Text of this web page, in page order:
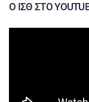
Ο ΙΣΘ ΣΤΟ